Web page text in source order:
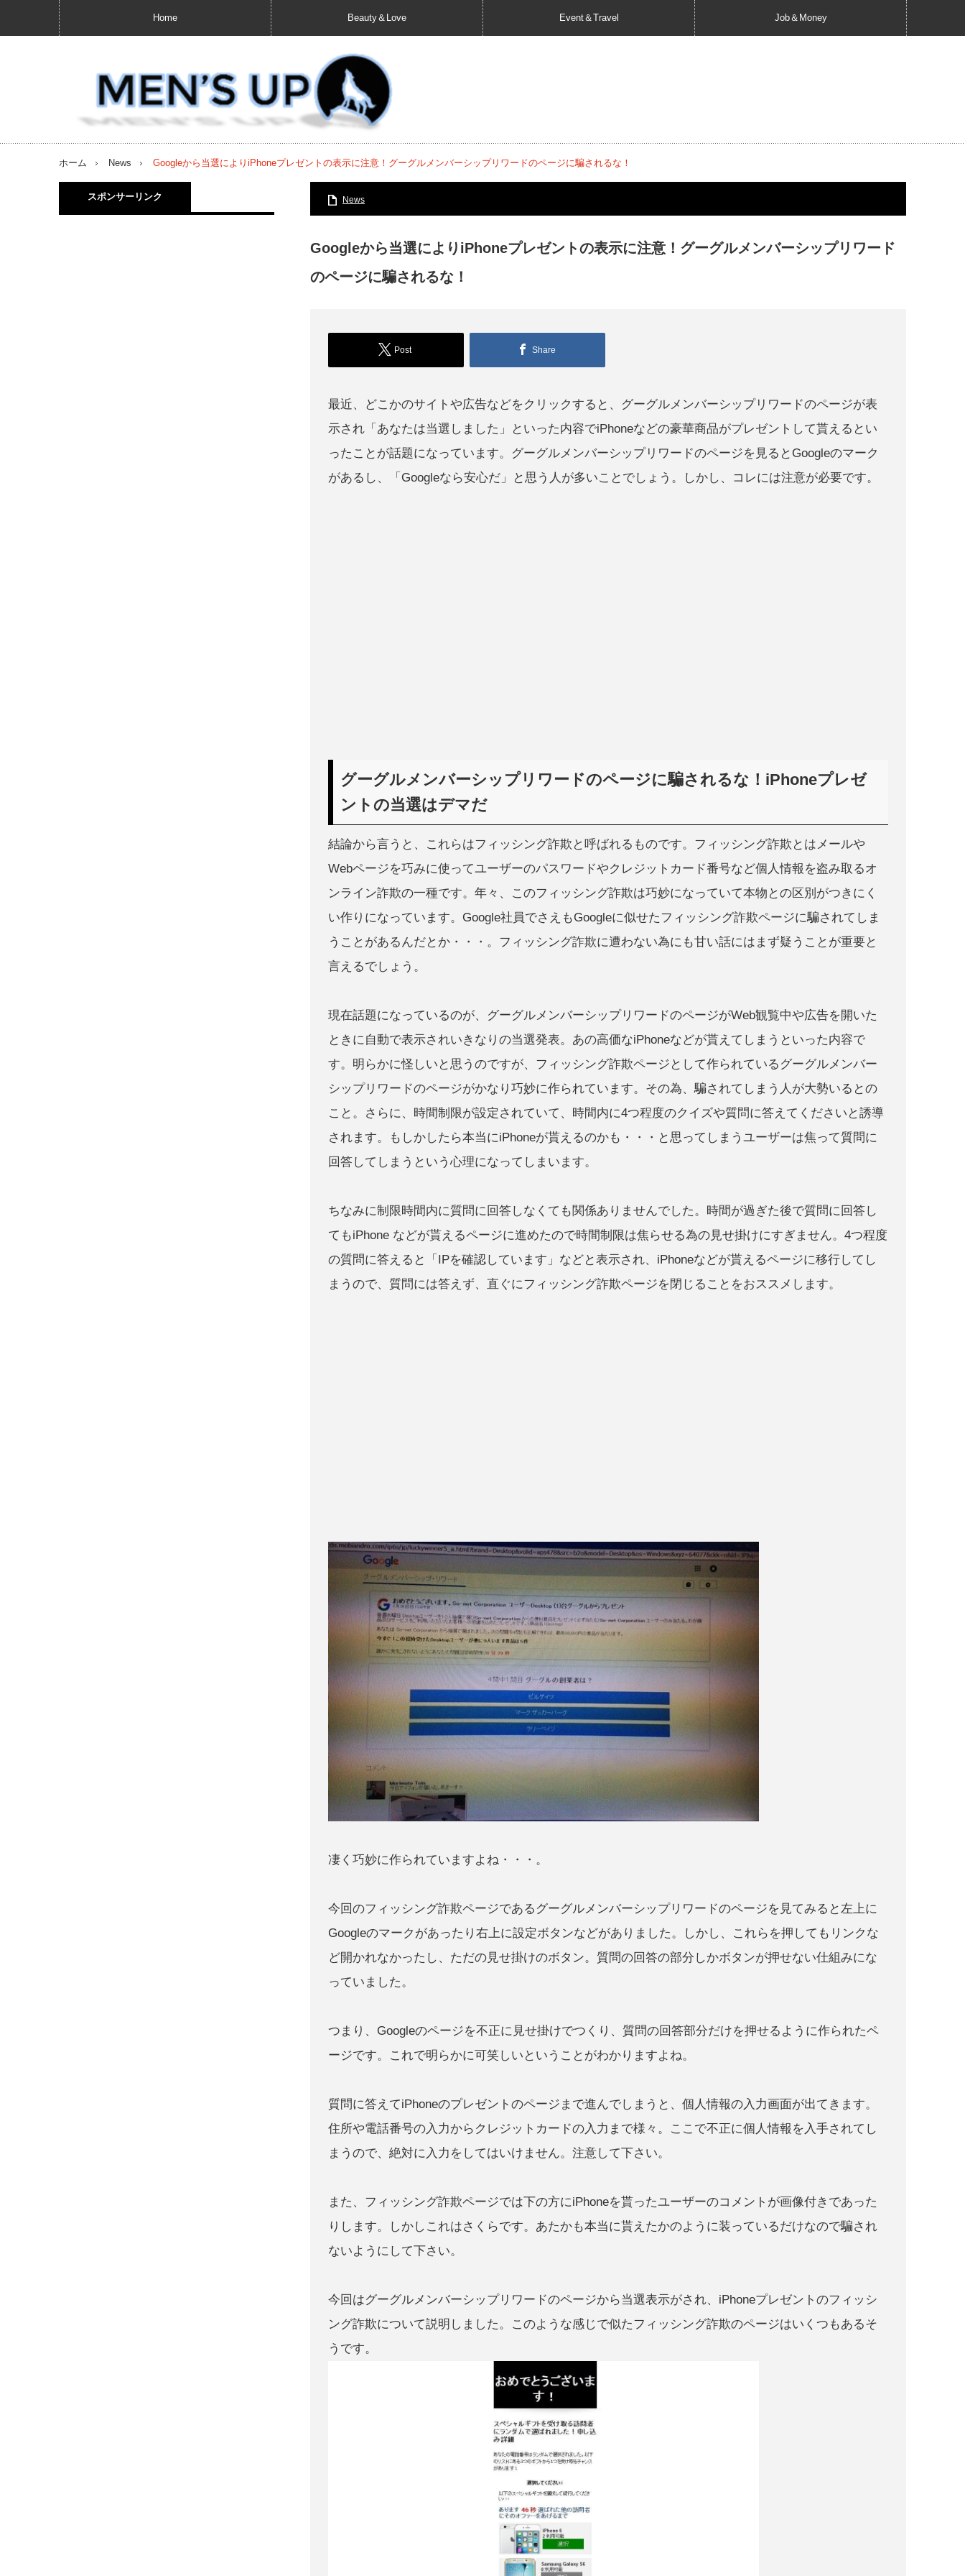
Home Beauty＆Love Event＆Travel Job＆Money
ホーム News Googleから当選によりiPhoneプレゼントの表示に注意！グーグルメンバーシップリワードのページに騙されるな！
News
Googleから当選によりiPhoneプレゼントの表示に注意！グーグルメンバーシップリワード
のページに騙されるな！
Post Share
最近、どこかのサイトや広告などをクリックすると、グーグルメンバーシップリワードのページが表
示され「あなたは当選しました」といった内容でiPhoneなどの豪華商品がプレゼントして貰えるとい
ったことが話題になっています。グーグルメンバーシップリワードのページを見るとGoogleのマーク
があるし、「Googleなら安心だ」と思う人が多いことでしょう。しかし、コレには注意が必要です。
グーグルメンバーシップリワードのページに騙されるな！iPhoneプレゼ
ントの当選はデマだ
結論から言うと、これらはフィッシング詐欺と呼ばれるものです。フィッシング詐欺とはメールや
Webページを巧みに使ってユーザーのパスワードやクレジットカード番号など個人情報を盗み取るオ
ンライン詐欺の一種です。年々、このフィッシング詐欺は巧妙になっていて本物との区別がつきにく
い作りになっています。Google社員でさえもGoogleに似せたフィッシング詐欺ページに騙されてしま
うことがあるんだとか・・・。フィッシング詐欺に遭わない為にも甘い話にはまず疑うことが重要と
言えるでしょう。
現在話題になっているのが、グーグルメンバーシップリワードのページがWeb観覧中や広告を開いた
ときに自動で表示されいきなりの当選発表。あの高価なiPhoneなどが貰えてしまうといった内容で
す。明らかに怪しいと思うのですが、フィッシング詐欺ページとして作られているグーグルメンバー
シップリワードのページがかなり巧妙に作られています。その為、騙されてしまう人が大勢いるとの
こと。さらに、時間制限が設定されていて、時間内に4つ程度のクイズや質問に答えてくださいと誘導
されます。もしかしたら本当にiPhoneが貰えるのかも・・・と思ってしまうユーザーは焦って質問に
回答してしまうという心理になってしまいます。
ちなみに制限時間内に質問に回答しなくても関係ありませんでした。時間が過ぎた後で質問に回答し
てもiPhone などが貰えるページに進めたので時間制限は焦らせる為の見せ掛けにすぎません。4つ程度
の質問に答えると「IPを確認しています」などと表示され、iPhoneなどが貰えるページに移行してし
まうので、質問には答えず、直ぐにフィッシング詐欺ページを閉じることをおススメします。
凄く巧妙に作られていますよね・・・。
今回のフィッシング詐欺ページであるグーグルメンバーシップリワードのページを見てみると左上に
Googleのマークがあったり右上に設定ボタンなどがありました。しかし、これらを押してもリンクな
ど開かれなかったし、ただの見せ掛けのボタン。質問の回答の部分しかボタンが押せない仕組みにな
っていました。
つまり、Googleのページを不正に見せ掛けでつくり、質問の回答部分だけを押せるように作られたペ
ージです。これで明らかに可笑しいということがわかりますよね。
質問に答えてiPhoneのプレゼントのページまで進んでしまうと、個人情報の入力画面が出てきます。
住所や電話番号の入力からクレジットカードの入力まで様々。ここで不正に個人情報を入手されてし
まうので、絶対に入力をしてはいけません。注意して下さい。
また、フィッシング詐欺ページでは下の方にiPhoneを貰ったユーザーのコメントが画像付きであった
りします。しかしこれはさくらです。あたかも本当に貰えたかのように装っているだけなので騙され
ないようにして下さい。
今回はグーグルメンバーシップリワードのページから当選表示がされ、iPhoneプレゼントのフィッシ
ング詐欺について説明しました。このような感じで似たフィッシング詐欺のページはいくつもあるそ
うです。
スポンサーリンク